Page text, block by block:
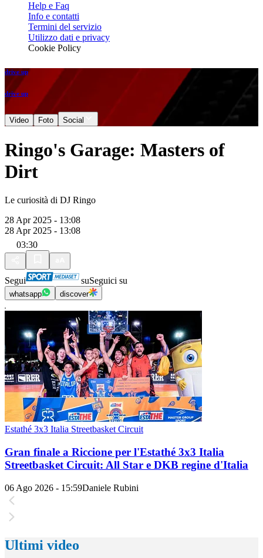
Help e Faq
Info e contatti
Termini del servizio
Utilizzo dati e privacy
Cookie Policy
drive up
drive up
Video Foto Social
Ringo's Garage: Masters of
Dirt
Le curiosità di DJ Ringo
28 Apr 2025 - 13:08
28 Apr 2025 - 13:08
03:30
Segui suSeguici su
whatsapp discover
Estathé 3x3 Italia Streetbasket Circuit
Gran finale a Riccione per l'Estathé 3x3 Italia
Streetbasket Circuit: All Star e DKB regine d'Italia
06 Ago 2026 - 15:59Daniele Rubini
Ultimi video